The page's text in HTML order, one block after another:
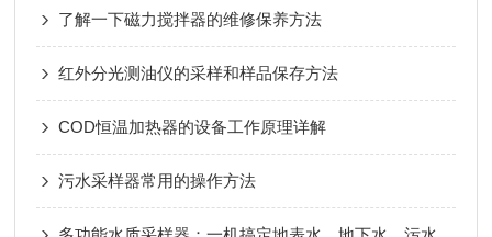
了解一下磁力搅拌器的维修保养方法
红外分光测油仪的采样和样品保存方法
COD恒温加热器的设备工作原理详解
污水采样器常用的操作方法